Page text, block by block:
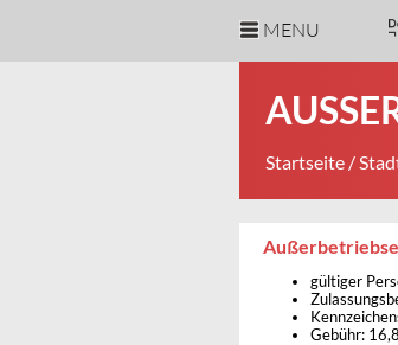
MENU
Startseite /
gültiger
Gebühr: